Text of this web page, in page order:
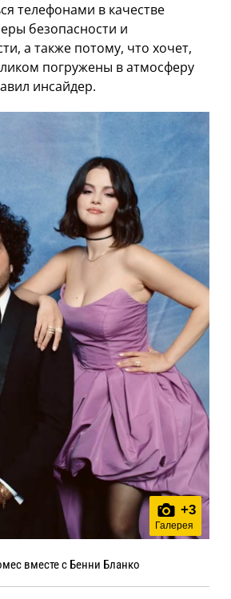
телефонами в качестве
безопасности и
а также потому, что хочет,
погружены в атмосферу
инсайдер.
+3
Галерея
вместе с Бенни Бланко